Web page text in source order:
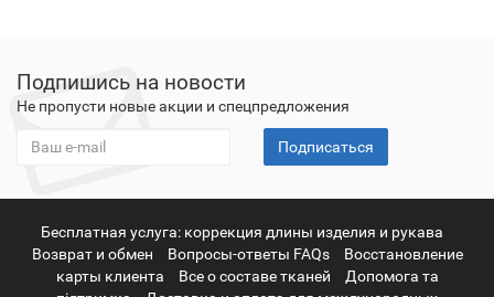
Подпишись на новости
Не пропусти новые акции и спецпредложения
Подписаться
Бесплатная услуга: коррекция длины изделия и рукава
Возврат и обмен
Вопросы-ответы FAQs
Восстановление
карты клиента
Все о составе тканей
Допомога та